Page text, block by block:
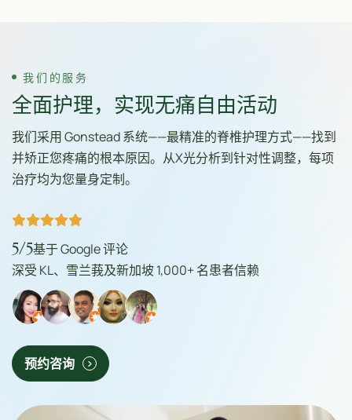
我们的服务
全面护理，实现无痛自由活动
我们采用 Gonstead 系统——最精准的脊椎护理方式——找到
并矫正您疼痛的根本原因。从X光分析到针对性调整，每项
治疗均为您量身定制。
5/5基于 Google 评论
深受 KL、雪兰莪及新加坡 1,000+ 名患者信赖
预约咨询